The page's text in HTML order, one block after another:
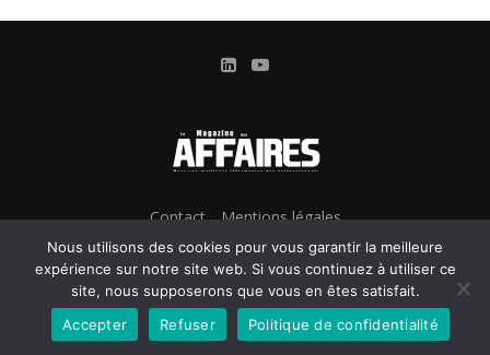
Contact
Mentions légales
Conditions Générales d’Utilisation et d’Abonnement
Gestion des cookies
Confidentialité & Données personnelles
@2024 - Le Magazine des Affaires
Nous utilisons des cookies pour vous garantir la meilleure
expérience sur notre site web. Si vous continuez à utiliser ce
site, nous supposerons que vous en êtes satisfait.
Accepter
Refuser Politique de confidentialité